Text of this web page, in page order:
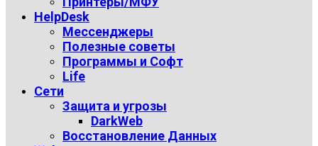
HelpDesk
Мессенджеры
Полезные советы
Программы и Софт
Life
Сети
Защита и угрозы
DarkWeb
Восстановление Данных